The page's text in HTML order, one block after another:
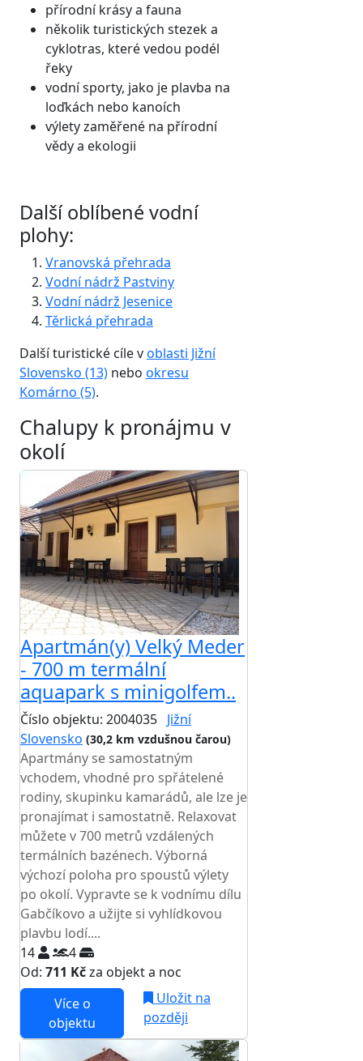
přírodní krásy a fauna
několik turistických stezek a
cyklotras, které vedou podél
řeky
vodní sporty, jako je plavba na
loďkách nebo kanoích
výlety zaměřené na přírodní
vědy a ekologii
Další oblíbené vodní
plohy:
Vranovská přehrada
Vodní nádrž Pastviny
Vodní nádrž Jesenice
Těrlická přehrada
Další turistické cíle voblasti Jižní
Slovensko (13) nebo okresu
Komárno (5).
Chalupy k pronájmu v
okolí
Apartmán(y) Velký Meder
- 700 m termální
aquapark s minigolfem..
Číslo objektu: 2004035 Jižní
Slovensko (30,2 km vzdušnou čarou)
Apartmány se samostatným
vchodem, vhodné pro spřátelené
rodiny, skupinku kamarádů, ale lze je
pronajímat i samostatně. Relaxovat
můžete v 700 metrů vzdálených
termálních bazénech. Výborná
výchozí poloha pro spoustů výlety
po okolí. Vypravte se k vodnímu dílu
Gabčíkovo a užijte si vyhlídkovou
plavbu lodí....
14
4
Od: 711 Kčza objekt a noc
Více o
objektu
Uložit na
později